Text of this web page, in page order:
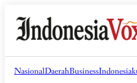
NasionalDaerahBusiness